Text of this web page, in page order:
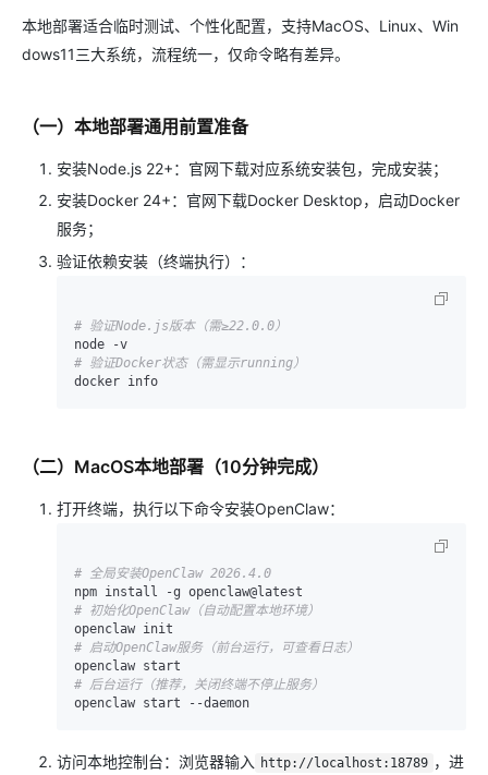
本地部署适合临时测试、个性化配置，支持MacOS、Linux、Win
dows11三大系统，流程统一，仅命令略有差异。
（一）本地部署通用前置准备
安装Node.js 22+：官网下载对应系统安装包，完成安装；
安装Docker 24+：官网下载Docker Desktop，启动Docker
服务；
验证依赖安装（终端执行）：
# 验证Node.js版本（需≥22.0.0）
# 验证Docker状态（需显示running）
（二）MacOS本地部署（10分钟完成）
打开终端，执行以下命令安装OpenClaw：
# 全局安装OpenClaw 2026.4.0
# 初始化OpenClaw（自动配置本地环境）
# 启动OpenClaw服务（前台运行，可查看日志）
# 后台运行（推荐，关闭终端不停止服务）
访问本地控制台：浏览器输入 http://localhost:18789 ，进